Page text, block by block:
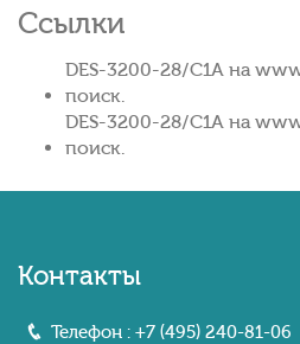
Ссылки
DES-3200-28/C1A на
поиск.
DES-3200-28/C1A на
поиск.
Контакты
Телефон : +7 (495) 240-81-06